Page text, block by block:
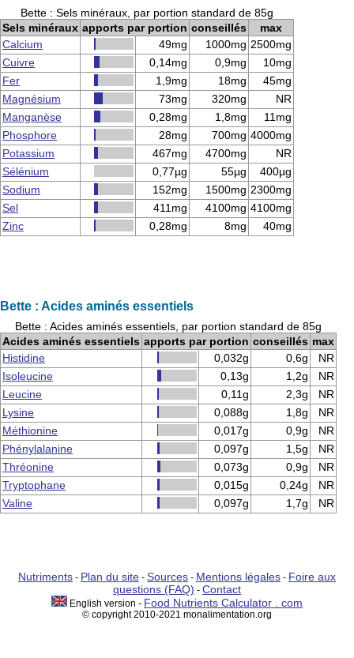
Bette : Sels minéraux, par portion standard de 85g
Sels minéraux apports par portion conseillés
max
Calcium
49mg 1000mg 2500mg
Cuivre
0,14mg 0,9mg
10mg
Fer
1,9mg 18mg
45mg
Magnésium
73mg 320mg
NR
Manganèse
0,28mg 1,8mg
11mg
Phosphore
28mg 700mg 4000mg
Potassium
467mg 4700mg
NR
Sélénium
0,77µg 55µg
400µg
Sodium
152mg 1500mg 2300mg
Sel
411mg 4100mg 4100mg
Zinc
0,28mg 8mg 40mg
Bette : Acides aminés essentiels
Bette : Acides aminés essentiels, par portion standard de 85g
Acides aminés essentiels apports par portion conseillés max
Histidine
0,032g 0,6g
NR
Isoleucine
0,13g 1,2g
NR
Leucine
0,11g 2,3g
NR
Lysine
0,088g 1,8g
NR
Méthionine
0,017g 0,9g
NR
Phénylalanine
0,097g 1,5g
NR
Thréonine
0,073g 0,9g
NR
Tryptophane
0,015g 0,24g
NR
Valine
0,097g 1,7g NR
Nutriments - Plan du site - Sources - Mentions légales - Foire aux
questions (FAQ) - Contact
English version - Food Nutrients Calculator . com
© copyright 2010-2021 monalimentation.org